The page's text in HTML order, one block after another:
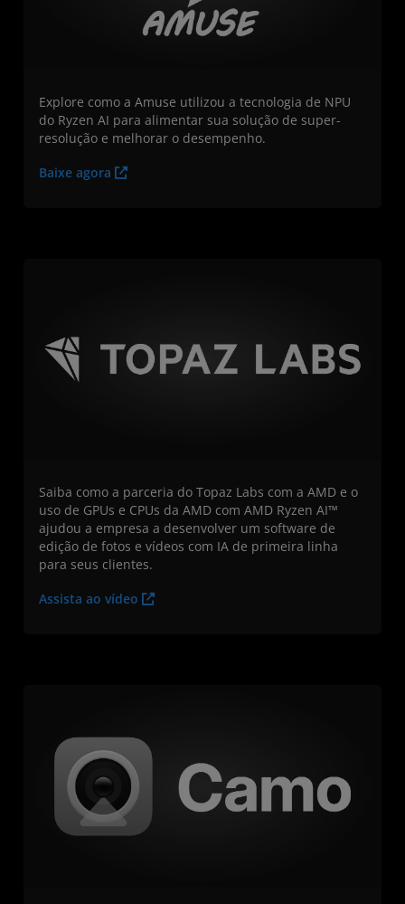
Explore como a Amuse utilizou a tecnologia de NPU
do Ryzen AI para alimentar sua solução de super-
resolução e melhorar o desempenho.
Baixe agora
Saiba como a parceria do Topaz Labs com a AMD e o
uso de GPUs e CPUs da AMD com AMD Ryzen AI™
ajudou a empresa a desenvolver um software de
edição de fotos e vídeos com IA de primeira linha
para seus clientes.
Assista ao vídeo